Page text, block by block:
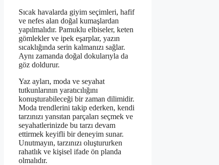
Sıcak havalarda giyim seçimleri, hafif
ve nefes alan doğal kumaşlardan
yapılmalıdır. Pamuklu elbiseler, keten
gömlekler ve ipek eşarplar, yazın
sıcaklığında serin kalmanızı sağlar.
Aynı zamanda doğal dokularıyla da
göz doldurur.
Yaz ayları, moda ve seyahat
tutkunlarının yaratıcılığını
konuşturabileceği bir zaman dilimidir.
Moda trendlerini takip ederken, kendi
tarzınızı yansıtan parçaları seçmek ve
seyahatlerinizde bu tarzı devam
ettirmek keyifli bir deneyim sunar.
Unutmayın, tarzınızı oluştururken
rahatlık ve kişisel ifade ön planda
olmalıdır.